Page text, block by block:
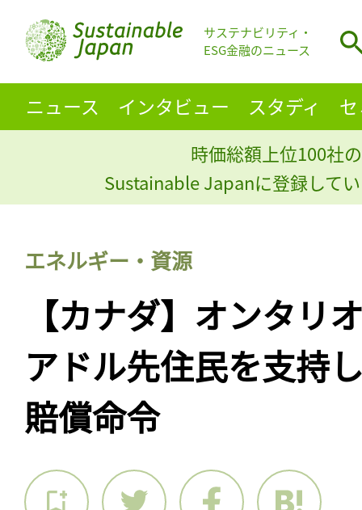
サステナビリティ・
ESG金融のニュース
ニュース インタビュー スタディ
時価総額上位100社
Sustainable Japanに登録して
エネルギー・資源
【カナダ】オンタリ
アドル先住民を支持
賠償命令